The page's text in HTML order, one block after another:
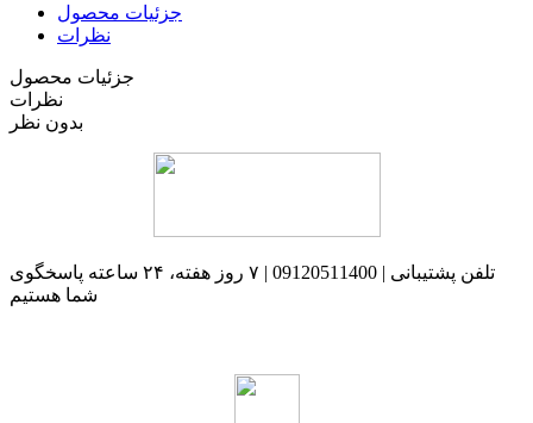
جزئیات محصول
نظرات
جزئیات محصول
نظرات
بدون نظر
تلفن پشتیبانی | 09120511400 | ۷ روز هفته، ۲۴ ساعته پاسخگوی
شما هستیم